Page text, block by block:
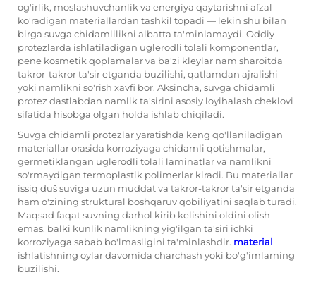
og'irlik, moslashuvchanlik va energiya qaytarishni afzal
ko'radigan materiallardan tashkil topadi — lekin shu bilan
birga suvga chidamlilikni albatta ta'minlamaydi. Oddiy
protezlarda ishlatiladigan uglerodli tolali komponentlar,
pene kosmetik qoplamalar va ba'zi kleylar nam sharoitda
takror-takror ta'sir etganda buzilishi, qatlamdan ajralishi
yoki namlikni so'rish xavfi bor. Aksincha, suvga chidamli
protez dastlabdan namlik ta'sirini asosiy loyihalash cheklovi
sifatida hisobga olgan holda ishlab chiqiladi.
Suvga chidamli protezlar yaratishda keng qo'llaniladigan
materiallar orasida korroziyaga chidamli qotishmalar,
germetiklangan uglerodli tolali laminatlar va namlikni
so'rmaydigan termoplastik polimerlar kiradi. Bu materiallar
issiq duš suviga uzun muddat va takror-takror ta'sir etganda
ham o'zining struktural boshqaruv qobiliyatini saqlab turadi.
Maqsad faqat suvning darhol kirib kelishini oldini olish
emas, balki kunlik namlikning yig'ilgan ta'siri ichki
korroziyaga sabab bo'lmasligini ta'minlashdir. material
ishlatishning oylar davomida charchash yoki bo'g'imlarning
buzilishi.